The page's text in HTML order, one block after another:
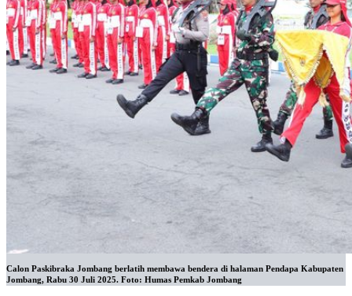
Calon Paskibraka Jombang berlatih membawa bendera di halaman Pendapa Kabupaten
Jombang, Rabu 30 Juli 2025. Foto: Humas Pemkab Jombang